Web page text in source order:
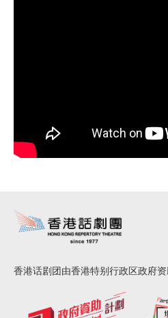
香港话剧团由香港特别行政区政府